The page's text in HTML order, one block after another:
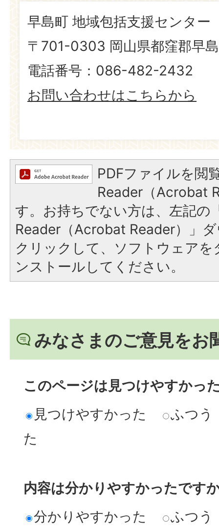
早島町 地域包括支援センター
〒701-0303 岡山県都窪郡早
電話番号：086-482-2432
お問い合わせはこちらから
PDFファイルを閲
Reader（Acrobat
す。お持ちでない方は、左記の
Reader（Acrobat Reader）」
クリックして、ソフトウェア
ンストールしてください。
みなさまのご意見をお
このページは見つけやすかっ
見つけやすかった
ふつう
た
内容は分かりやすかったです
分かりやすかった
ふつう